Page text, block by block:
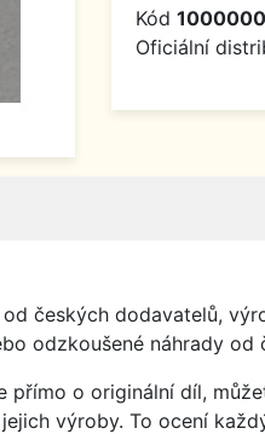
Kód
Oficiální
českých dodavatelů,
odzkoušené náhrady od
přímo o originální díl,
výroby. To ocení